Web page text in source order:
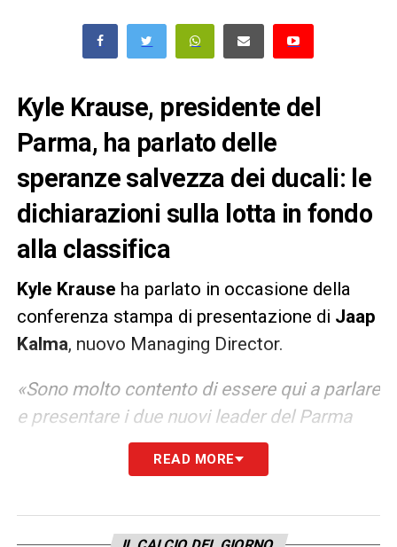
Kyle Krause, presidente del
Parma, ha parlato delle
speranze salvezza dei ducali: le
dichiarazioni sulla lotta in fondo
alla classifica
Kyle Krause ha parlato in occasione della
conferenza stampa di presentazione di Jaap
Kalma, nuovo Managing Director.
«Sono molto contento di essere qui a parlare
e presentare i due nuovi leader del Parma
Calcio. Vorrei cominciare con una nota
dolente, dalla classifica, che è il risultato di
READ MORE